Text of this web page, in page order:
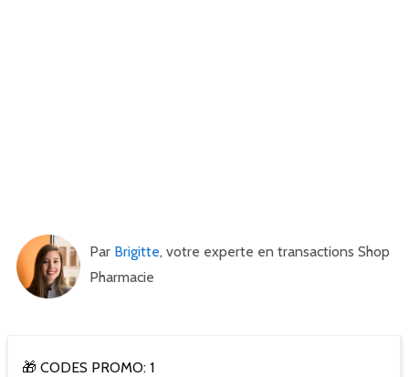
Par Brigitte, votre experte en transactions Shop
Pharmacie
🎁 CODES PROMO: 1